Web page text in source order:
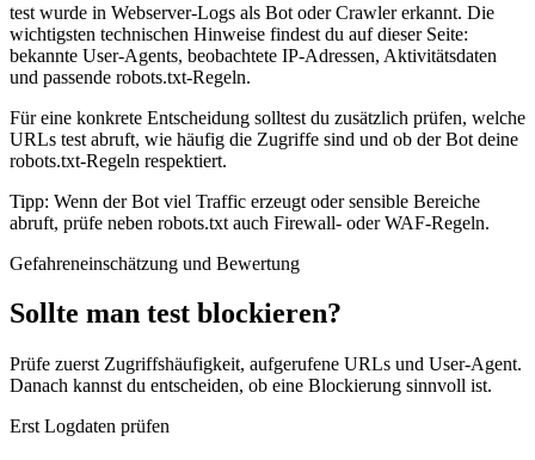
test wurde in Webserver-Logs als Bot oder Crawler erkannt. Die
wichtigsten technischen Hinweise findest du auf dieser Seite:
bekannte User-Agents, beobachtete IP-Adressen, Aktivitätsdaten
und passende robots.txt-Regeln.
Für eine konkrete Entscheidung solltest du zusätzlich prüfen, welche
URLs test abruft, wie häufig die Zugriffe sind und ob der Bot deine
robots.txt-Regeln respektiert.
Tipp: Wenn der Bot viel Traffic erzeugt oder sensible Bereiche
abruft, prüfe neben robots.txt auch Firewall- oder WAF-Regeln.
Gefahreneinschätzung und Bewertung
Sollte man test blockieren?
Prüfe zuerst Zugriffshäufigkeit, aufgerufene URLs und User-Agent.
Danach kannst du entscheiden, ob eine Blockierung sinnvoll ist.
Erst Logdaten prüfen